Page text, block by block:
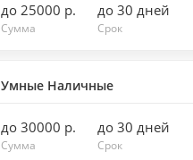
до 25000 р.
Сумма
до 30 дней
Срок
Умные Наличные
до 30000 р.
Сумма
до 30 дней
Срок